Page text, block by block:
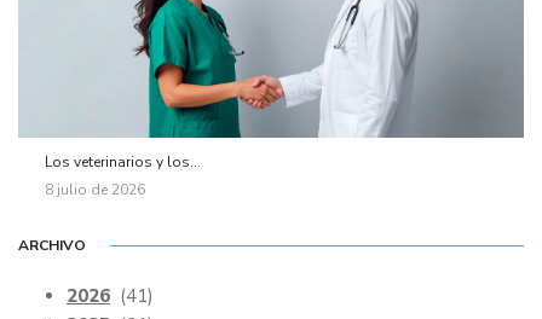
Los veterinarios y los...
8 julio de 2026
ARCHIVO
2026 (41)